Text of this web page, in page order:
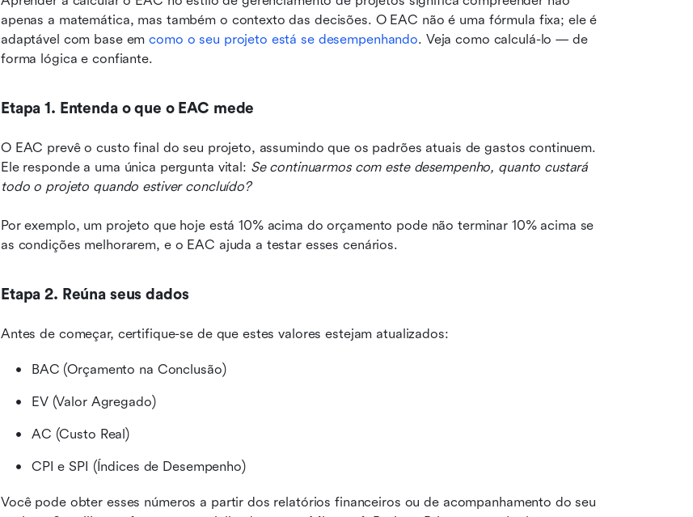
apenas a matemática, mas também o contexto das decisões. O EAC não é uma fórmula fixa; ele é
adaptável com base em como o seu projeto está se desempenhando. Veja como calculá-lo — de
forma lógica e confiante.
Etapa 1. Entenda o que o EAC mede
O EAC prevê o custo final do seu projeto, assumindo que os padrões atuais de gastos continuem.
Ele responde a uma única pergunta vital: Se continuarmos com este desempenho, quanto custará
todo o projeto quando estiver concluído?
Por exemplo, um projeto que hoje está 10% acima do orçamento pode não terminar 10% acima se
as condições melhorarem, e o EAC ajuda a testar esses cenários.
Etapa 2. Reúna seus dados
Antes de começar, certifique-se de que estes valores estejam atualizados:
BAC (Orçamento na Conclusão)
EV (Valor Agregado)
AC (Custo Real)
CPI e SPI (Índices de Desempenho)
Você pode obter esses números a partir dos relatórios financeiros ou de acompanhamento do seu